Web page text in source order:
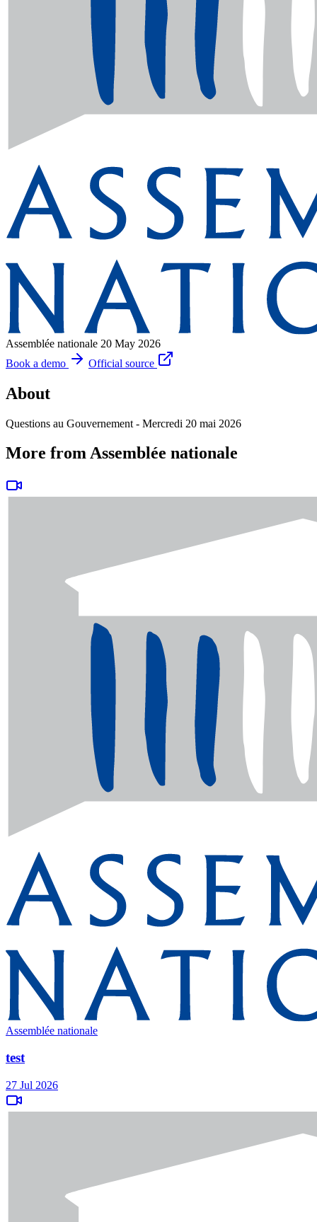
Assemblée nationale 20 May 2026
Book a demo
Official source
About
Questions au Gouvernement - Mercredi 20 mai 2026
More from Assemblée nationale
Assemblée nationale
test
27 Jul 2026